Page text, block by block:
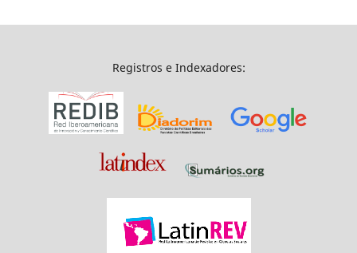
Registros e Indexadores: